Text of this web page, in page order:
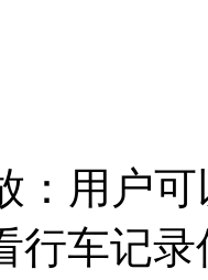
：用户
行车记